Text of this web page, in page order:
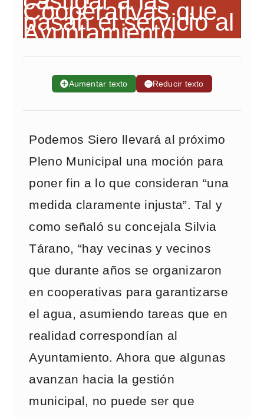
➕Aumentar texto ➖Reducir texto
Podemos Siero llevará al próximo
Pleno Municipal una moción para
poner fin a lo que consideran “una
medida claramente injusta”. Tal y
como señaló su concejala Silvia
Tárano, “hay vecinas y vecinos
que durante años se organizaron
en cooperativas para garantizarse
el agua, asumiendo tareas que en
realidad correspondían al
Ayuntamiento. Ahora que algunas
avanzan hacia la gestión
municipal, no puede ser que